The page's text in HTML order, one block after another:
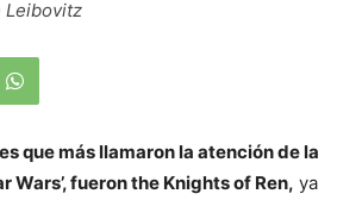
Leibovitz
que más llamaron la atención de la
Wars’, fueron the Knights of Ren, ya